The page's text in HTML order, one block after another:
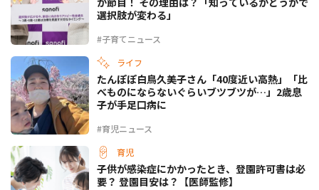
#子育てニュース
選択肢が変わる」
ライフ
#育児ニュース
たんぽぽ白鳥久美子さん「40度近い高熱」「比
べものにならないぐらいブツブツが…」2歳息
子が手足口病に
育児
子供が感染症にかかったとき、登園許可書は必
要？ 登園目安は？【医師監修】